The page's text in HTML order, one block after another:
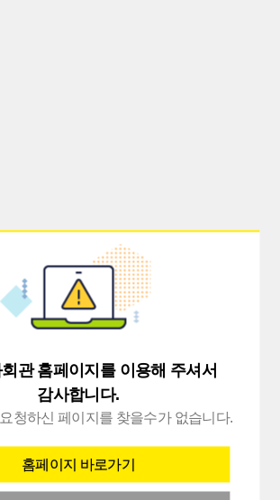
관 홈페이지를 이용해 주셔서
감사합니다.
청하신 페이지를 찾을수가 없습니다.
홈페이지 바로가기